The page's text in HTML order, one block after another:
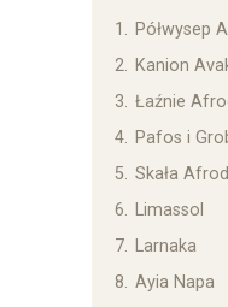
1. Półwysep
2. Kanion
3. Łaźnie
4. Pafos i
5. Skała
6. Limassol
7. Larnaka
8. Ayia Napa